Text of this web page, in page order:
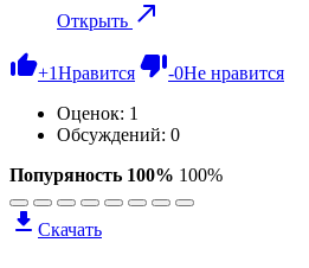
Открыть
+1Нравится -0Не нравится
Оценок: 1
Обсуждений: 0
Попуряность 100% 100%
Скачать